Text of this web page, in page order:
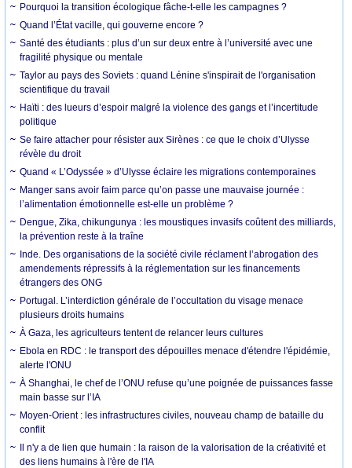
Pourquoi la transition écologique fâche-t-elle les campagnes ?
Quand l’État vacille, qui gouverne encore ?
Santé des étudiants : plus d’un sur deux entre à l’université avec une
fragilité physique ou mentale
Taylor au pays des Soviets : quand Lénine s'inspirait de l'organisation
scientifique du travail
Haïti : des lueurs d’espoir malgré la violence des gangs et l’incertitude
politique
Se faire attacher pour résister aux Sirènes : ce que le choix d’Ulysse
révèle du droit
Quand « L’Odyssée » d’Ulysse éclaire les migrations contemporaines
Manger sans avoir faim parce qu’on passe une mauvaise journée :
l’alimentation émotionnelle est-elle un problème ?
Dengue, Zika, chikungunya : les moustiques invasifs coûtent des milliards,
la prévention reste à la traîne
Inde. Des organisations de la société civile réclament l’abrogation des
amendements répressifs à la réglementation sur les financements
étrangers des ONG
Portugal. L’interdiction générale de l’occultation du visage menace
plusieurs droits humains
À Gaza, les agriculteurs tentent de relancer leurs cultures
Ebola en RDC : le transport des dépouilles menace d'étendre l'épidémie,
alerte l'ONU
À Shanghai, le chef de l’ONU refuse qu’une poignée de puissances fasse
main basse sur l’IA
Moyen-Orient : les infrastructures civiles, nouveau champ de bataille du
conflit
Il n'y a de lien que humain : la raison de la valorisation de la créativité et
des liens humains à l'ère de l'IA